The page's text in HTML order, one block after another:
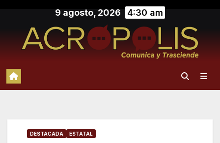
contenido
9 agosto, 2026 4:30 am
DESTACADA ESTATAL